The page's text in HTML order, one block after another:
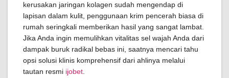
kerusakan jaringan kolagen sudah mengendap di
lapisan dalam kulit, penggunaan krim pencerah biasa di
rumah seringkali memberikan hasil yang sangat lambat.
Jika Anda ingin memulihkan vitalitas sel wajah Anda dari
dampak buruk radikal bebas ini, saatnya mencari tahu
opsi solusi klinis komprehensif dari ahlinya melalui
tautan resmi ijobet